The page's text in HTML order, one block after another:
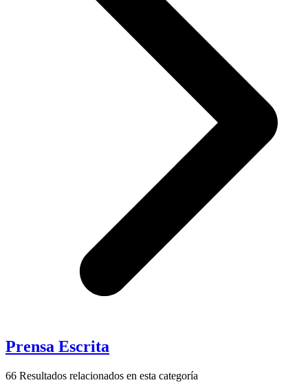
Prensa Escrita
66 Resultados relacionados en esta categoría